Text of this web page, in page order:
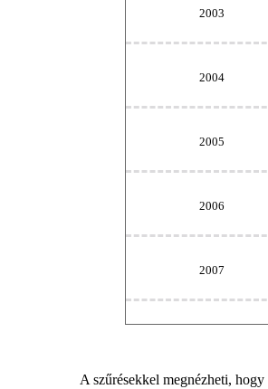
2003
2004
2005
2006
2007
A szűrésekkel megnézheti,